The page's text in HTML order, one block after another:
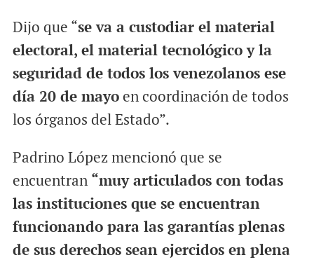
Dijo que “se va a custodiar el material
electoral, el material tecnológico y la
seguridad de todos los venezolanos ese
día 20 de mayoen coordinación de todos
los órganos del Estado”.
Padrino López mencionó que se
encuentran “muy articulados con todas
las instituciones que se encuentran
funcionando para las garantías plenas
de sus derechos sean ejercidos en plena